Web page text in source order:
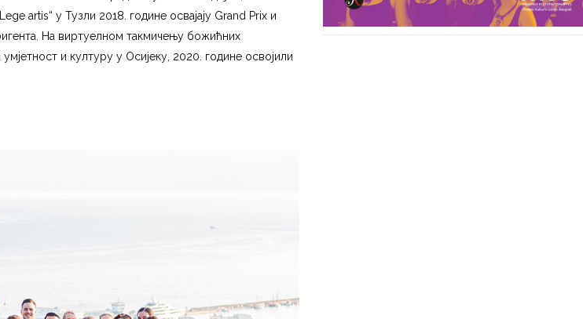
artis“ у Тузли 2018. године освајају Grand Prix и
На виртуелном такмичењу божићних
и културу у Осијеку, 2020. године освојили